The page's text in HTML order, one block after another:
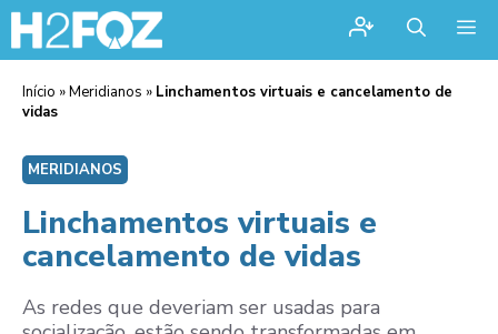
Início »Meridianos » Linchamentos virtuais e cancelamento de
vidas
MERIDIANOS
Linchamentos virtuais e
cancelamento de vidas
As redes que deveriam ser usadas para